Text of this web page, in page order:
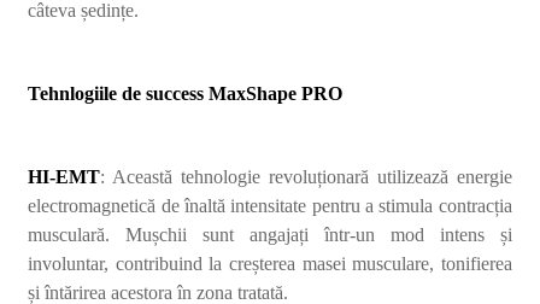
câteva ședințe.
Tehnlogiile de successMaxShape PRO
HI-EMT: Această tehnologie revoluționară utilizează energie
electromagnetică de înaltă intensitate pentru a stimula contracția
musculară. Mușchii sunt angajați într-un mod intens și
involuntar, contribuind la creșterea masei musculare, tonifierea
și întărirea acestora în zona tratată.